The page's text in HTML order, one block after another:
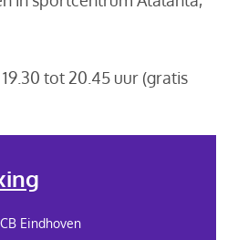
tot 20.45 uur (gratis
Eindhoven